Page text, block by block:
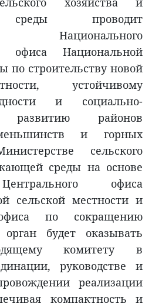
среды проводит
Национального
офиса Национальной
по строительству новой
устойчивому
и социально-
развитию районов
и горных
сельского
среды на основе
офиса
сельской местности и
по сокращению
будет оказывать
комитету в
руководстве и
реализации
компактность и